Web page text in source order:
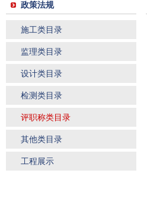
政策法规
施工类目录
监理类目录
设计类目录
检测类目录
评职称类目录
其他类目录
工程展示